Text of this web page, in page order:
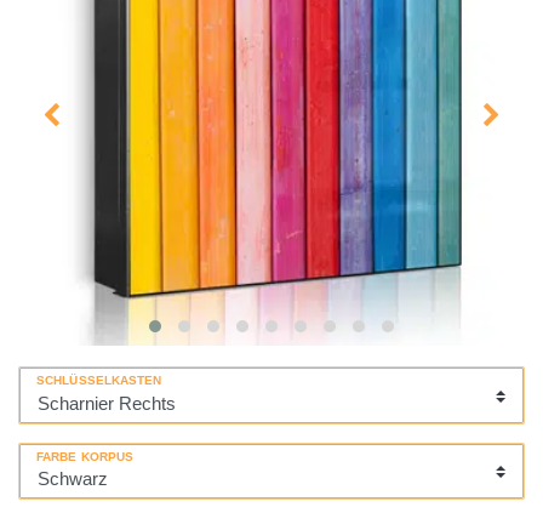
SCHLÜSSELKASTEN
FARBE KORPUS